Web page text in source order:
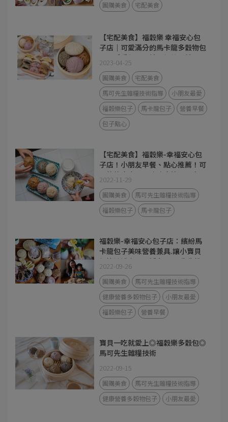
團購美食 宅配美食
【宅配美食】福穀樂 幸福安心包
子店｜可愛滿分的馬卡龍多穀物包
子，感受每一口精品級的天然風
味!
2023-04-25
團購美食
宅配美食
馬可先生雜糧技術指導
小朋友最愛
福穀樂包子
馬卡龍包子
營養早餐
包子點心
【宅配美食】福穀樂-幸福安心包
子店！小朋友早餐、點心推薦！可
以熱熱吃也可以冰冰吃簡單又方
便！
2022-11-29
團購美食
馬可先生雜糧技術指導
福穀樂包子
馬卡龍包子
福穀樂-幸福安心包子店：繽紛馬
卡龍包子美味營養兼具.讓小寶貝
們快速補充早晨活力/馬可先生推
出全台宅配健康美食
2022-09-26
團購美食
馬可先生雜糧技術指導
健康營養多穀物包子
小朋友最愛
福穀樂包子
營養早餐
寶貝一吃就愛上◎福穀樂多穀包◎
馬可先生雜糧技術
2022-09-15
團購美食
馬可先生雜糧技術指導
健康營養多穀物包子
小朋友最愛